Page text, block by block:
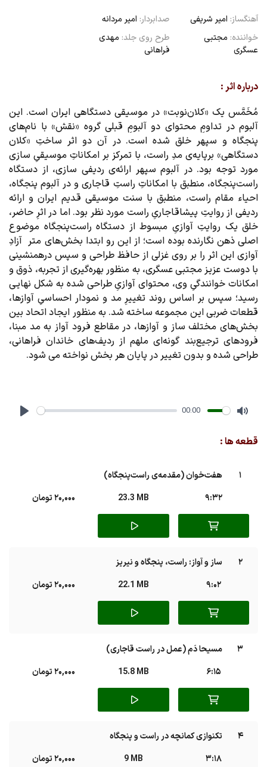
آهنگساز: امیر شریفی
خواننده: مجتبی
عسگری
صدابردار: امیر مردانه
طرح روی جلد: مهدی
فراهانی
درباره اثر :
مُخَمَّس یک «کلان‌نوبت» در موسیقی دستگاهی ایران است. این
آلبوم در تداومِ محتوای دو آلبومِ قبلی گروه «نقش» با نام‌های
پنجگاه و سپهرخلق شده است. در آن دو اثر ساختِ «کلان
دستگاهی» برپایه‌ی مدِ راست، با تمرکز بر امکاناتِ موسیقیِ سازی
مورد توجه بود. در آلبوم سپهر ارائه‌ی ردیفی سازی، از دستگاه
راست‌پنجگاه، منطبق با امکاناتِ راستِ قاجاری و در آلبوم پنجگاه،
احیاء مقام راست، منطبق با سنت موسیقی قدیم ایران و ارائه
ردیفی از روایتِ پیشاقاجاریِ راست مورد نظر بود. اما در اثرِ حاضر،
خلق یک روایتِ آوازیِ مبسوط از دستگاه راست‌پنجگاه موضوع
اصلی ذهن نگارنده بوده است؛ از این رو ابتدا بخش‌های متر آزادِ
آوازی این اثر را بر روی غزلی از حافظ طراحی و سپس درهمنشینی
با دوست عزیز مجتبی عسگری، به منظور بهره‌گیری از تجربه، ذوق و
امکانات خوانندگیِ وی، محتوای آوازیِ طراحی شده به شکل نهایی
رسید؛ سپس بر اساس روند تغییرِ مد و نمودار احساسیِ آوازها،
قطعات ضربی این مجموعه ساخته شد. به منظور ایجاد اتحاد بین
بخش‌های مختلف ساز و آواز‌ها، در مقاطع فرود آواز به مد مبنا،
فرودهای ترجیع‌بند گونه‌ای ملهم از ردیف‌های خاندان فراهانی،
طراحی شده و بدون تغییر در پایان هر بخش نواخته می شود.
00:00
قطعه ها :
1
هفت‌خوان (مقدمه‌ی راست‌پنجگاه)
9:32
23.3 MB 20,000 تومان
2
ساز و آواز: راست، پنجگاه و نیریز
9:02
22.1 MB 20,000 تومان
3
مسیحا دَم (عمل در راست قاجاری)
6:15
15.8 MB 20,000 تومان
4
تکنوازی کمانچه در راست و پنجگاه
3:18
9 MB 20,000 تومان